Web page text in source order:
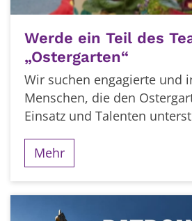
Werde ein Teil des
„Ostergarten“
Wir suchen engagierte und
Menschen, die den
Einsatz und Talenten
Mehr